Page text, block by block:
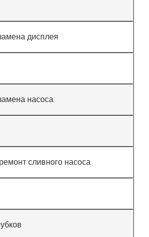
дисплея
насоса
сливного насоса